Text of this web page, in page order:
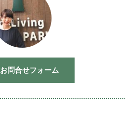
お問合せフォーム